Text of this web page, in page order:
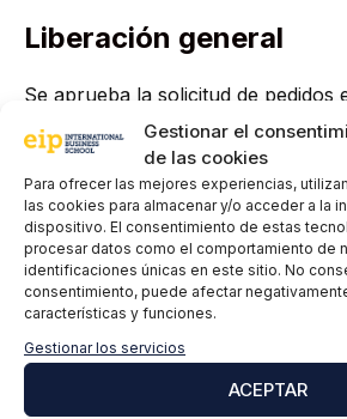
Gestionar el
de las cookies
Para ofrecer las mejores experiencias,
las cookies para almacenar y/o acceder a la
dispositivo. El consentimiento de estas
procesar datos como el comportamiento de
identificaciones únicas en este sitio. No
consentimiento, puede afectar
características y funciones.
Gestionar los servicios
ACEPTAR
Liberación general
Se aprueba la solicitud de pedidos
Este tipo de autorización también
autorización a nivel de cabecera.
Liberación de
solicitud de pedidos
Las posiciones de una solicitud de
autorización también se denomina